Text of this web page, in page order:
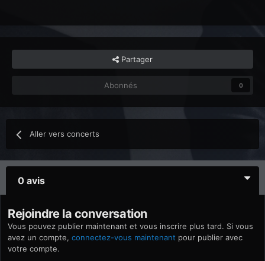
Partager
Abonnés 0
Aller vers concerts
0 avis
Rejoindre la conversation
Vous pouvez publier maintenant et vous inscrire plus tard. Si vous
avez un compte, connectez-vous maintenant pour publier avec
votre compte.